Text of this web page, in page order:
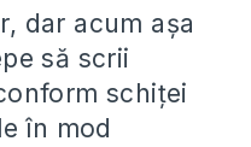
dar acum așa
să scrii
schiței
în mod